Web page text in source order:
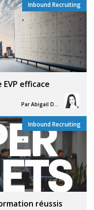
efficace
Par Abigail Davies
Inbound Recruiting
,
réussis
Inbound Recruiting
,